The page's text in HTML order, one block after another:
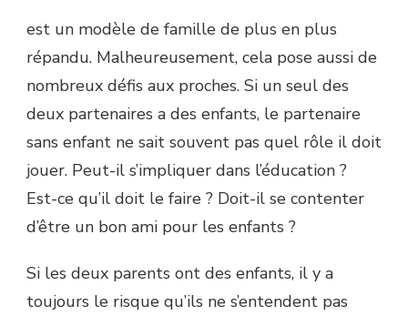
est un modèle de famille de plus en plus
répandu. Malheureusement, cela pose aussi de
nombreux défis aux proches. Si un seul des
deux partenaires a des enfants, le partenaire
sans enfant ne sait souvent pas quel rôle il doit
jouer. Peut-il s’impliquer dans l’éducation ?
Est-ce qu’il doit le faire ? Doit-il se contenter
d’être un bon ami pour les enfants ?
Si les deux parents ont des enfants, il y a
toujours le risque qu’ils ne s’entendent pas